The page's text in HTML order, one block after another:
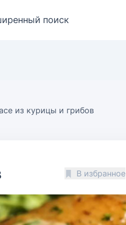
поиск
из курицы и грибов
В избранное